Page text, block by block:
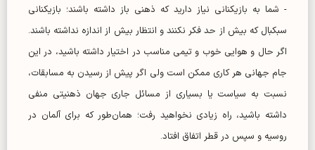
- شما به بازیکنانی نیاز دارید که ذهنی باز داشته باشند؛ بازیکنانی
سبکبال که بیش از حد فکر نکنند و انتظار بیش از اندازه نداشته باشند.
اگر حال و هوایی خوب و تیمی مناسب در اختیار داشته باشید، در این
جام جهانی هر کاری ممکن است ولی اگر پیش از رسیدن به مسابقات،
نسبت به سیاست یا بسیاری از مسائل جاری جهان ذهنیتی منفی
داشته باشید، راه زیادی نخواهید رفت؛ همان‌طور که برای آلمان در
روسیه و سپس در قطر اتفاق افتاد.